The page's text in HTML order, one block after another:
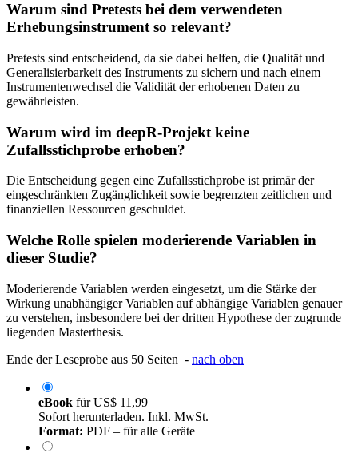
Warum sind Pretests bei dem verwendeten
Erhebungsinstrument so relevant?
Pretests sind entscheidend, da sie dabei helfen, die Qualität und
Generalisierbarkeit des Instruments zu sichern und nach einem
Instrumentenwechsel die Validität der erhobenen Daten zu
gewährleisten.
Warum wird im deepR-Projekt keine
Zufallsstichprobe erhoben?
Die Entscheidung gegen eine Zufallsstichprobe ist primär der
eingeschränkten Zugänglichkeit sowie begrenzten zeitlichen und
finanziellen Ressourcen geschuldet.
Welche Rolle spielen moderierende Variablen in
dieser Studie?
Moderierende Variablen werden eingesetzt, um die Stärke der
Wirkung unabhängiger Variablen auf abhängige Variablen genauer
zu verstehen, insbesondere bei der dritten Hypothese der zugrunde
liegenden Masterthesis.
Ende der Leseprobe aus 50 Seiten - nach oben
eBook fürUS$ 11,99
Sofort herunterladen. Inkl. MwSt.
Format: PDF – für alle Geräte